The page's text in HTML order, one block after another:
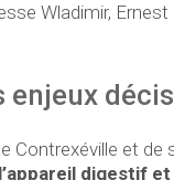
Wladimir,
enjeux
Contrexéville et
digestif